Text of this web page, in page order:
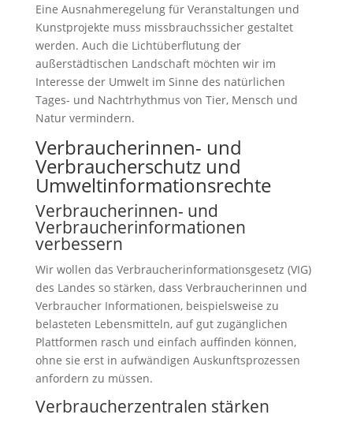
Eine Ausnahmeregelung für Veranstaltungen und
Kunstprojekte muss missbrauchssicher gestaltet
werden. Auch die Lichtüberflutung der
außerstädtischen Landschaft möchten wir im
Interesse der Umwelt im Sinne des natürlichen
Tages- und Nachtrhythmus von Tier, Mensch und
Natur vermindern.
Verbraucherinnen- und
Verbraucherschutz und
Umweltinformationsrechte
Verbraucherinnen- und
Verbraucherinformationen
verbessern
Wir wollen das Verbraucherinformationsgesetz (VIG)
des Landes so stärken, dass Verbraucherinnen und
Verbraucher Informationen, beispielsweise zu
belasteten Lebensmitteln, auf gut zugänglichen
Plattformen rasch und einfach auffinden können,
ohne sie erst in aufwändigen Auskunftsprozessen
anfordern zu müssen.
Verbraucherzentralen stärken